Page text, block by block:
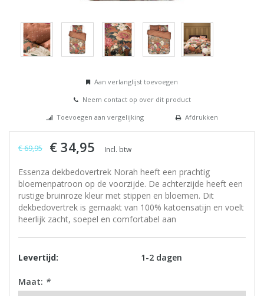
Aan verlanglijst toevoegen
Neem contact op over dit product
Toevoegen aan vergelijking
Afdrukken
€ 69,95 € 34,95 Incl. btw
Essenza dekbedovertrek Norah heeft een prachtig
bloemenpatroon op de voorzijde. De achterzijde heeft een
rustige bruinroze kleur met stippen en bloemen. Dit
dekbedovertrek is gemaakt van 100% katoensatijn en voelt
heerlijk zacht, soepel en comfortabel aan
Levertijd: 1-2 dagen
Maat: *